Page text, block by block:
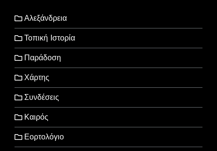
Αλεξάνδρεια
Τοπική Ιστορία
Παράδοση
Χάρτης
Συνδέσεις
Καιρός
Εορτολόγιο